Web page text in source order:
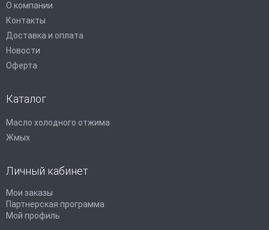
О компании
Контакты
Доставка и оплата
Новости
Оферта
Каталог
Масло холодного отжима
Жмых
Личный кабинет
Мои заказы
Партнерская программа
Мой профиль